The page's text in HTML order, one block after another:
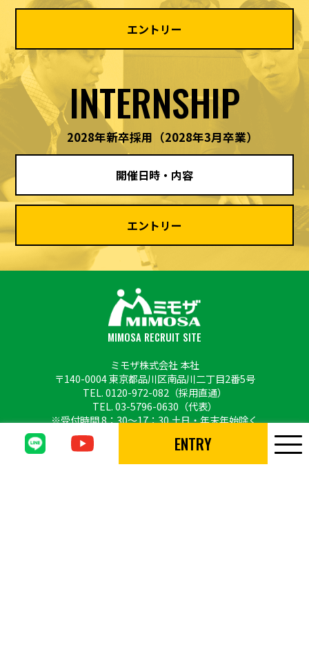
ENTRY
エントリー
INTERNSHIP
2028年新卒採用 （2028年3月卒業）
開催日時・内容
エントリー
MIMOSA RECRUIT SITE
ミモザ株式会社 本社
〒140-0004 東京都品川区南品川二丁目2番5号
TEL. 0120-972-082（採用直通）
TEL. 03-5796-0630 （代表）
※受付時間 8：30〜17：30 土日・年末年始除く